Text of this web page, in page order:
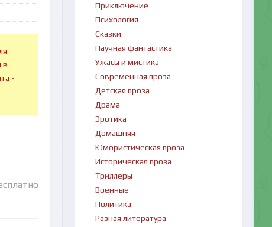
в
-
Приключение
Психология
Сказки
Научная фантастика
Ужасы и мистика
Современная проза
Детская проза
Драма
Эротика
Домашняя
Юмористическая проза
Историческая проза
Триллеры
Военные
Политика
Разная литература